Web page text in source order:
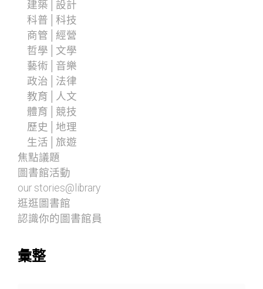
建築│設計
科普│科技
商管│經營
哲學│文學
藝術│音樂
政治│法律
教育│人文
體育│競技
歷史│地理
生活│旅遊
焦點議題
圖書館活動
our stories@library
逛逛圖書館
認識你的圖書館員
彙整